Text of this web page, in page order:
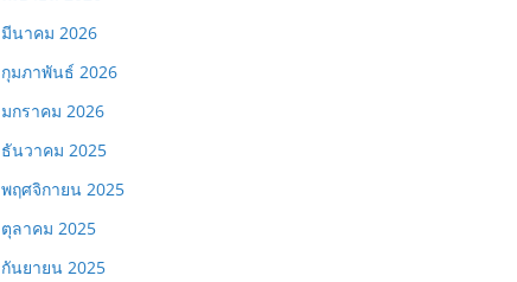
มีนาคม 2026
กุมภาพันธ์ 2026
มกราคม 2026
ธันวาคม 2025
พฤศจิกายน 2025
ตุลาคม 2025
กันยายน 2025